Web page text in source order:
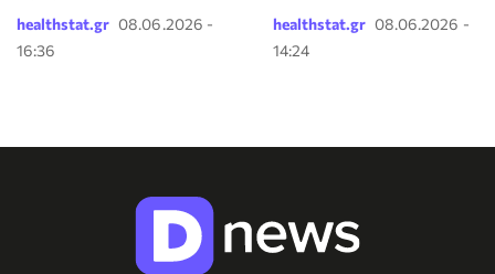
healthstat.gr 08.06.2026 -
16:36
healthstat.gr 08.06.2026 -
14:24